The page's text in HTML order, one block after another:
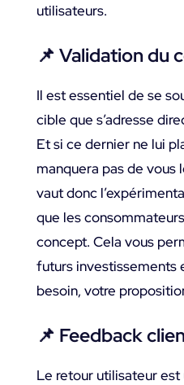
utilisateurs.
📌 Validation du
Il est essentiel de se
cible que s’adresse
Et si ce dernier ne lui
manquera pas de vous
vaut donc
que les
concept. Cela vous
futurs investissements
besoin, votre
📌 Feedback
Le retour utilisateur est